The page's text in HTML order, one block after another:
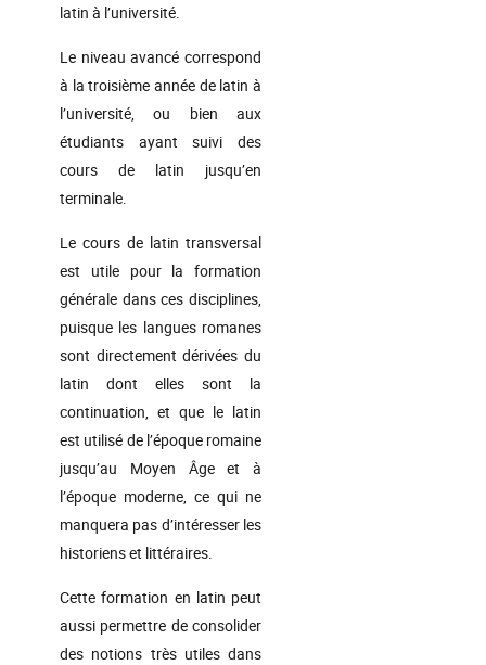
latin à l’université.
Le niveau avancé correspond
à la troisième année de latin à
l’université, ou bien aux
étudiants ayant suivi des
cours de latin jusqu’en
terminale.
Le cours de latin transversal
est utile pour la formation
générale dans ces disciplines,
puisque les langues romanes
sont directement dérivées du
latin dont elles sont la
continuation, et que le latin
est utilisé de l’époque romaine
jusqu’au Moyen Âge et à
l’époque moderne, ce qui ne
manquera pas d’intéresser les
historiens et littéraires.
Cette formation en latin peut
aussi permettre de consolider
des notions très utiles dans